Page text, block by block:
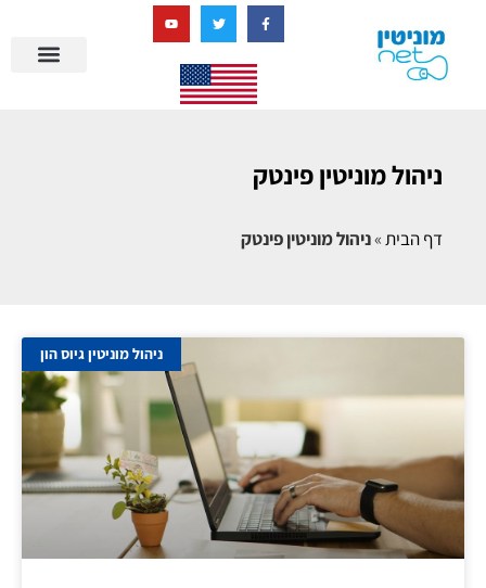
ניהול מוניטין פינטק
דף הבית»ניהול מוניטין פינטק
ניהול מוניטין גיוס הון